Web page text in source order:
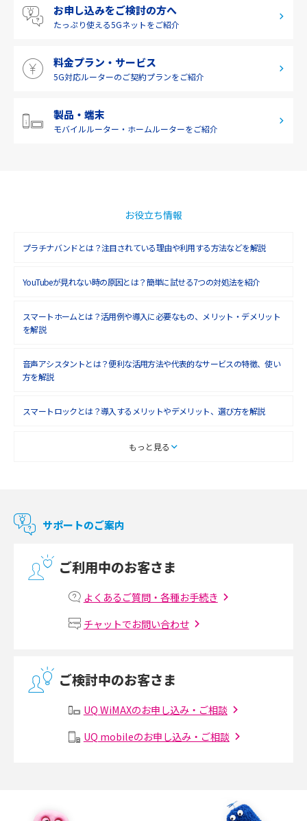
九州・沖縄お申し込みをご検討の方へ
たっぷり使える5Gネットをご紹介
料金プラン・サービス
5G対応ルーターのご契約プランをご紹介
製品・端末
モバイルルーター・ ホームルーターをご紹介
お役立ち情報
プラチナバンドとは？注目されている理由や利用する方法などを解説
YouTubeが見れない時の原因とは？簡単に試せる7つの対処法を紹介
スマートホームとは？活用例や導入に必要なもの、メリット・デメリット
を解説
音声アシスタントとは？便利な活用方法や代表的なサービスの特徴、使い
方を解説
スマートロックとは？導入するメリットやデメリット、選び方を解説
スマートテレビとは？特徴や選び方、使い方をわかりやすく解説
マンションで使えるWi-Fiは？種類ごとの特徴や選び方を紹介
マンションで光回線の利用を始める手順は？設備状況の確認方法も解説
Wi-Fiルーターの設定方法をわかりやすく解説！事前に準備すべきものも紹
無線LANとは？メリット・デメリットや接続方法を解説
メッシュWi-Fiとは？仕組みやメリット・デメリット、中継機との違いを解
もっと見る
サポートのご案内
ご利用中のお客さま
よくあるご質問・各種お手続き
チャットでお問い合わせ
ご検討中のお客さま
UQ WiMAXのお申し込み・ご相談
UQ mobileのお申し込み・ご相談